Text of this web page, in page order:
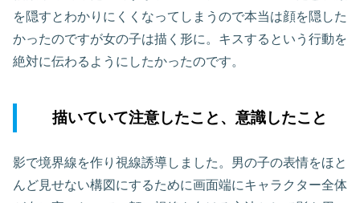
を隠すとわかりにくくなってしまうので本当は顔を隠した
かったのですが女の子は描く形に。キスするという行動を
絶対に伝わるようにしたかったのです。
描いていて注意したこと、意識したこと
影で境界線を作り視線誘導しました。男の子の表情をほと
んど見せない構図にするために画面端にキャラクター全体